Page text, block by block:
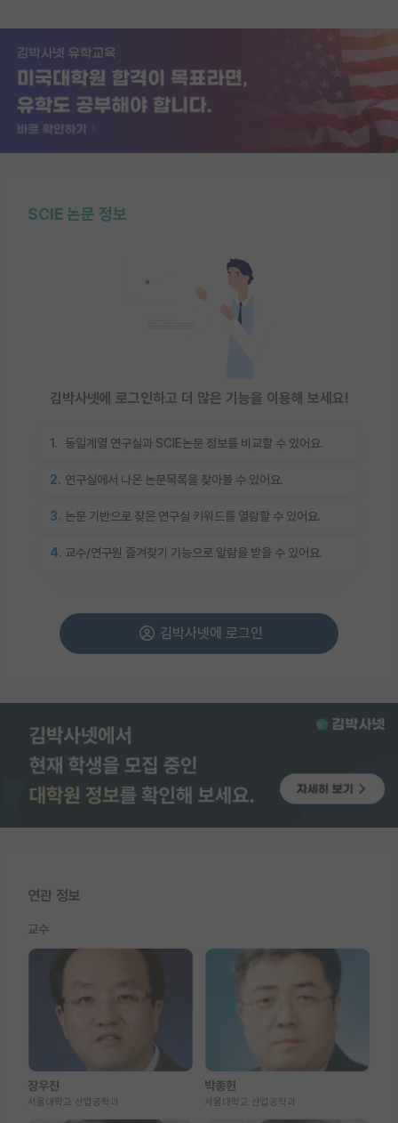
SCIE 논문 정보
김박사넷에 로그인하고 더 많은 기능을 이용해 보세요!
1. 동일계열 연구실과 SCIE논문 정보를 비교할 수 있어요.
2. 연구실에서 나온 논문목록을 찾아볼 수 있어요.
3. 논문 기반으로 찾은 연구실 키워드를 열람할 수 있어요.
4. 교수/연구원 즐겨찾기 기능으로 알람을 받을 수 있어요.
김박사넷에 로그인
연관 정보
교수
장우진
서울대학교 산업공학과
박종헌
서울대학교 산업공학과